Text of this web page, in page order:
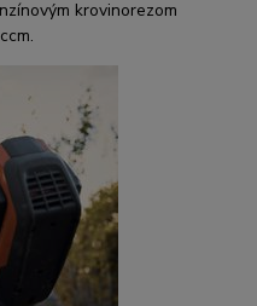
krovinorezom